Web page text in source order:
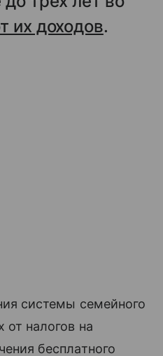
их доходов.
системы семейного
налогов на
бесплатного